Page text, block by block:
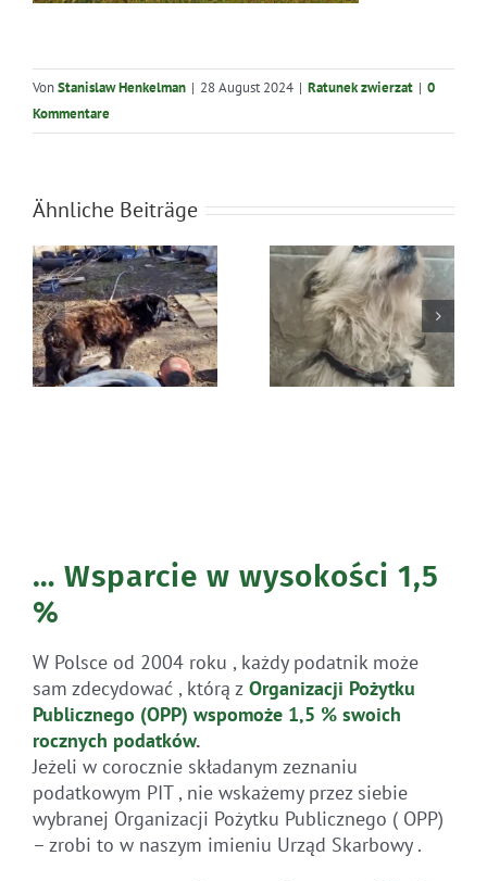
VonStanislaw Henkelman | 28 August 2024 | Ratunek zwierzat | 0
Kommentare
Ähnliche Beiträge
Błąkała się
sama w lesie
Ratunek Lesia
… Wsparcie w wysokości 1,5
%
W Polsce od 2004 roku , każdy podatnik może
sam zdecydować , którą zOrganizacji Pożytku
Publicznego (OPP) wspomoże 1,5 % swoich
rocznych podatków.
Jeżeli w corocznie składanym zeznaniu
podatkowym PIT , nie wskażemy przez siebie
wybranej Organizacji Pożytku Publicznego ( OPP)
– zrobi to w naszym imieniu Urząd Skarbowy .